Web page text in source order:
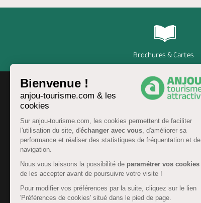
Bienvenue !
anjou-tourisme.com & les
cookies
Sur anjou-tourisme.com, les cookies permettent de faciliter
l'utilisation du site, d'échanger avec vous, d'améliorer sa
performance et réaliser des statistiques de fréquentation et de
navigation.
Nous vous laissons la possibilité de paramétrer vos cookies
de les accepter avant de poursuivre votre visite !
Pour modifier vos préférences par la suite, cliquez sur le lien
'Préférences de cookies' situé dans le pied de page.
Brochures & Cartes